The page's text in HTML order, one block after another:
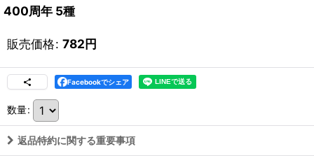
400周年 5種
販売価格: 782円
Facebookでシェア
数量:
返品特約に関する重要事項